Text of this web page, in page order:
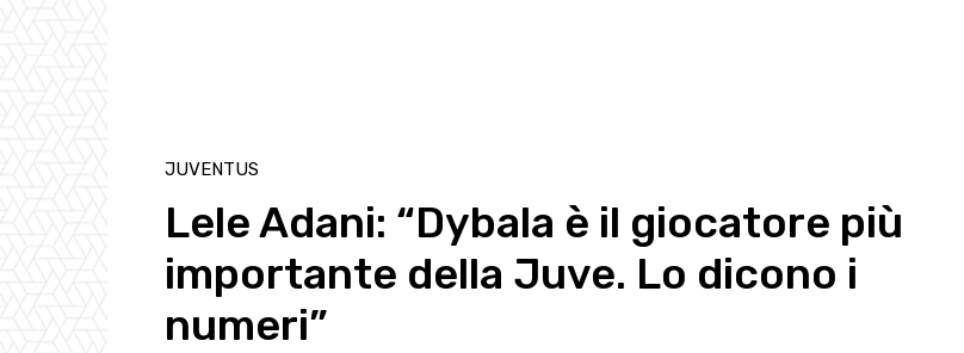
JUVENTUS
Lele Adani: “Dybala è il giocatore più
importante della Juve. Lo dicono i
numeri”